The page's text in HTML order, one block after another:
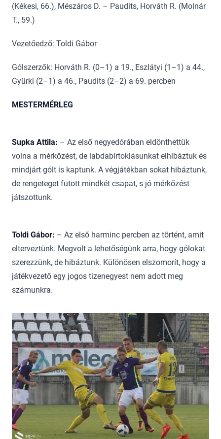
(Kékesi, 66.), Mészáros D. – Paudits, Horváth R. (Molnár
T., 59.)
Vezetőedző: Toldi Gábor
Gólszerzők: Horváth R. (0–1) a 19., Eszlátyi (1–1) a 44.,
Gyürki (2–1) a 46., Paudits (2–2) a 69. percben
MESTERMÉRLEG
Supka Attila: – Az első negyedórában eldönthettük
volna a mérkőzést, de labdabirtoklásunkat elhibáztuk és
mindjárt gólt is kaptunk. A végjátékban sokat hibáztunk,
de rengeteget futott mindkét csapat, s jó mérkőzést
játszottunk.
Toldi Gábor: – Az első harminc percben az történt, amit
elterveztünk. Megvolt a lehetőségünk arra, hogy gólokat
szerezzünk, de hibáztunk. Különösen elszomorít, hogy a
játékvezető egy jogos tizenegyest nem adott meg
számunkra.